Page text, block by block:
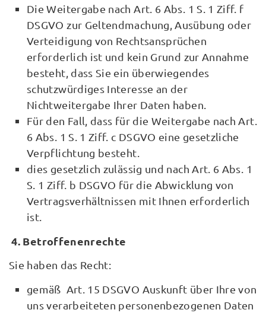
Die Weitergabe nach Art. 6 Abs. 1 S. 1 Ziff. f
DSGVO zur Geltendmachung, Ausübung oder
Verteidigung von Rechtsansprüchen
erforderlich ist und kein Grund zur Annahme
besteht, dass Sie ein überwiegendes
schutzwürdiges Interesse an der
Nichtweitergabe Ihrer Daten haben.
Für den Fall, dass für die Weitergabe nach Art.
6 Abs. 1 S. 1 Ziff. c DSGVO eine gesetzliche
Verpflichtung besteht.
dies gesetzlich zulässig und nach Art. 6 Abs. 1
S. 1 Ziff. b DSGVO für die Abwicklung von
Vertragsverhältnissen mit Ihnen erforderlich
ist.
4. Betroffenenrechte
Sie haben das Recht:
gemäß Art. 15 DSGVO Auskunft über Ihre von
uns verarbeiteten personenbezogenen Daten